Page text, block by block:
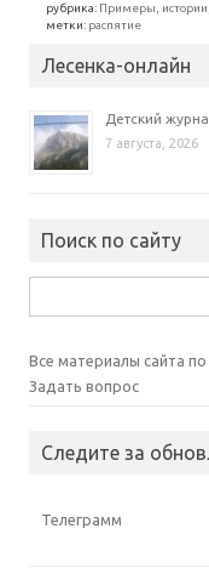
рубрика: Примеры,
метки: распятие
Лесенка-онлайн
Детский
7 августа, 2026
Поиск по сайту
Все материалы сайта
Задать вопрос
Следите за
Телеграмм